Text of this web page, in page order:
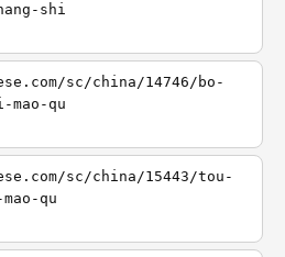
shi
sc/china/14746/bo-
mao-qu
sc/china/15443/tou-
qu